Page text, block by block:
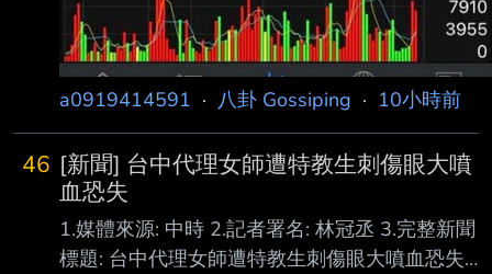
a0919414591 · 八卦 Gossiping · 10小時前
46 [新聞] 台中代理女師遭特教生刺傷眼大噴
血恐失
1.媒體來源: 中時 2.記者署名: 林冠丞 3.完整新聞
標題: 台中代理女師遭特教生刺傷眼大噴血恐失